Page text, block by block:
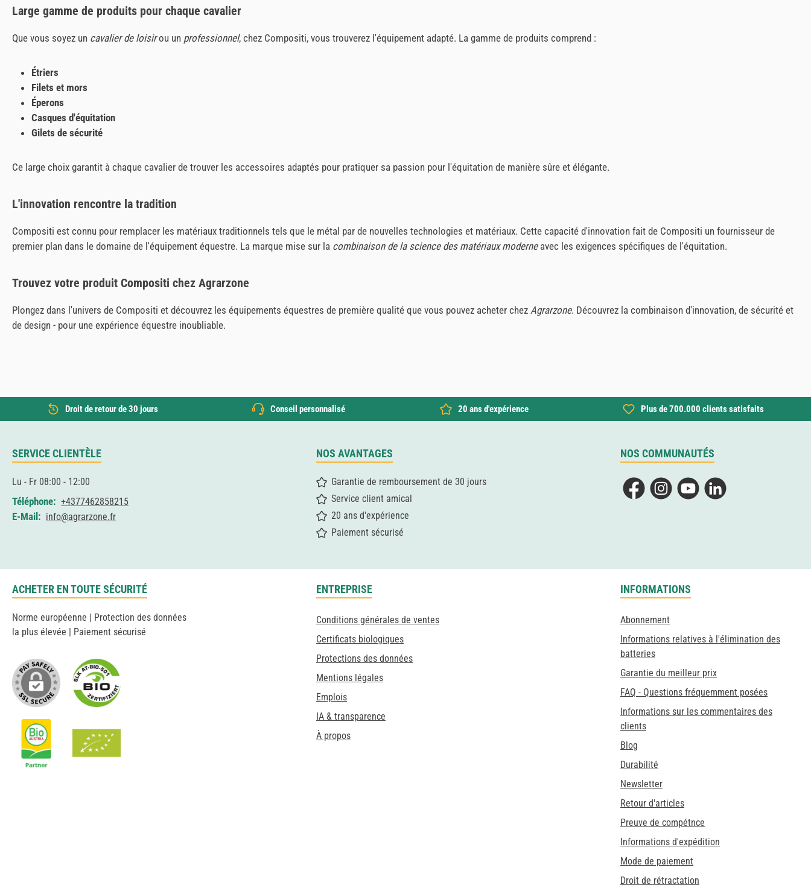
Large gamme de produits pour chaque cavalier
Que vous soyez un cavalier de loisirou un professionnel, chez Compositi, vous trouverez l'équipement adapté. La gamme de produits comprend :
Étriers
Filets et mors
Éperons
Casques d'équitation
Gilets de sécurité
Ce large choix garantit à chaque cavalier de trouver les accessoires adaptés pour pratiquer sa passion pour l'équitation de manière sûre et élégante.
L'innovation rencontre la tradition
Compositi est connu pour remplacer les matériaux traditionnels tels que le métal par de nouvelles technologies et matériaux. Cette capacité d'innovation fait de Compositi un fournisseur de
premier plan dans le domaine de l'équipement équestre. La marque mise sur la combinaison de la science des matériaux moderneavec les exigences spécifiques de l'équitation.
Trouvez votre produit Compositi chez Agrarzone
Plongez dans l'univers de Compositi et découvrez les équipements équestres de première qualité que vous pouvez acheter chez Agrarzone. Découvrez la combinaison d'innovation, de sécurité et
de design - pour une expérience équestre inoubliable.
Droit de retour de 30 jours Conseil personnalisé 20 ans d'expérience Plus de 700.000 clients satisfaits
SERVICE CLIENTÈLE
Lu - Fr 08:00 - 12:00
Téléphone: +4377462858215
E-Mail: info@agrarzone.fr
NOS AVANTAGES
Garantie de remboursement de 30 jours
Service client amical
20 ans d'expérience
Paiement sécurisé
NOS COMMUNAUTÉS
FacebookInstagramYouTubeLinkedIn
ACHETER EN TOUTE SÉCURITÉ
Norme européenne | Protection des données
la plus élevée | Paiement sécurisé
ENTREPRISE
Conditions générales de ventes
Certificats biologiques
Protections des données
Mentions légales
Emplois
IA & transparence
À propos
INFORMATIONS
Abonnement
Informations relatives à l'élimination des
batteries
Garantie du meilleur prix
FAQ - Questions fréquemment posées
Informations sur les commentaires des
clients
Blog
Durabilité
Newsletter
Retour d'articles
Preuve de compétnce
Informations d'expédition
Mode de paiement
Droit de rétractation